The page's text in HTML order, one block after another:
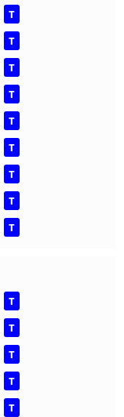
T
T
T
T
T
T
T
T
T
T
T
T
T
T